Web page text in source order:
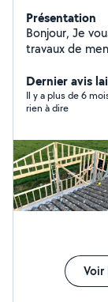
Présentation
Bonjour, Je vous propose mes services pour tout
travaux de
Dernier avis
Il y a plus de 6
rien à dire